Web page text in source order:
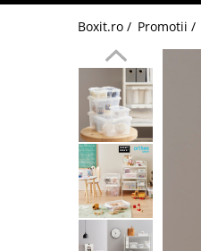
Boxit.ro / Promotii /